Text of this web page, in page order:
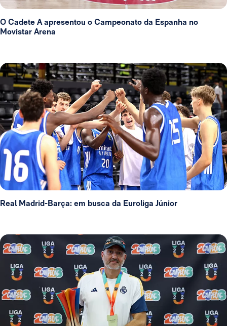
O Cadete A apresentou o Campeonato da Espanha no
Movistar Arena
Real Madrid-Barça: em busca da Euroliga Júnior